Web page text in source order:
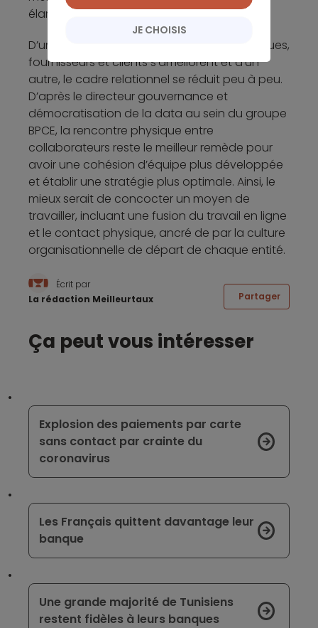
élargi dans cette situation.
D’un côté, les liens d’affections entre collègues,
fournisseurs et clients s’améliorent et d’un
autre, le cadre relationnel se réduit peu à peu.
D’après le directeur gouvernance et
démocratisation de la data au sein du groupe
BPCE, la rencontre physique entre
collaborateurs reste le meilleur remède pour
avoir une cohésion d’équipe plus développée
et établir une stratégie plus optimale. Ainsi, le
mieux serait de concocter un moyen de
travailler, incluant une fusion du travail en ligne
et le contact physique, ancré de par la culture
organisationnelle de départ de chaque entité.
Écrit par
La rédaction Meilleurtaux
Partager
Ça peut vous intéresser
Explosion des paiements par carte
sans contact par crainte du
coronavirus
Les Français quittent davantage leur
banque
Une grande majorité de Tunisiens
restent fidèles à leurs banques
JE CHOISIS